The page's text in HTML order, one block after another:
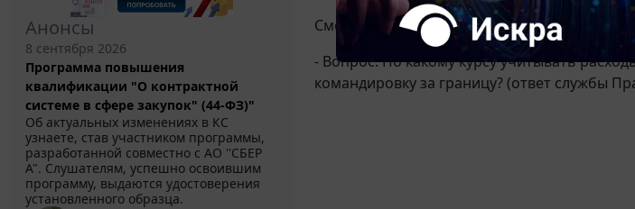
Анонсы
8 сентября 2026
Программа повышения
квалификации "О контрактной
системе в сфере закупок" (44-ФЗ)"
Об актуальных изменениях в КС
узнаете, став участником программы,
разработанной совместно с АО ''СБЕР
А". Слушателям, успешно освоившим
программу, выдаются удостоверения
установленного образца.
Смотрите подробнее в материале:
- Вопрос: По какому курсу учитывать
командировку за границу? (ответ службы